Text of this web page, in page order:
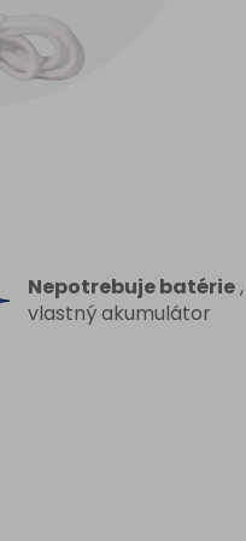
Nepotrebuje batérie,
vlastný akumulátor